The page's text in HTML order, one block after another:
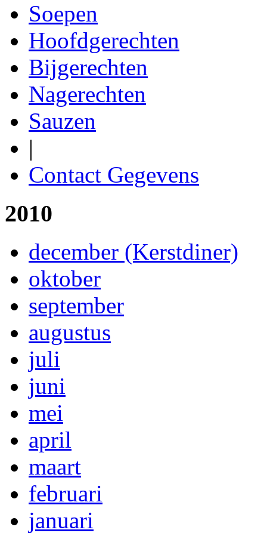
Soepen
Hoofdgerechten
Bijgerechten
Nagerechten
Sauzen
|
Contact Gegevens
2010
december (Kerstdiner)
oktober
september
augustus
juli
juni
mei
april
maart
februari
januari